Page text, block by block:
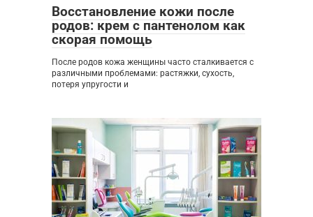
Восстановление кожи после
родов: крем с пантенолом как
скорая помощь
После родов кожа женщины часто сталкивается с
различными проблемами: растяжки, сухость,
потеря упругости и